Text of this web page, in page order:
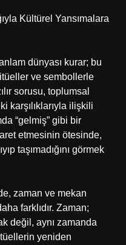
Kültürel Yansımalara
dünyası kurar; bu
ve sembollerle
sorusu, toplumsal
karşılıklarıyla ilişkili
“gelmiş” gibi bir
etmesinin ötesinde,
taşımadığını görmek
zaman ve mekan
farklıdır. Zaman;
değil, aynı zamanda
yeniden